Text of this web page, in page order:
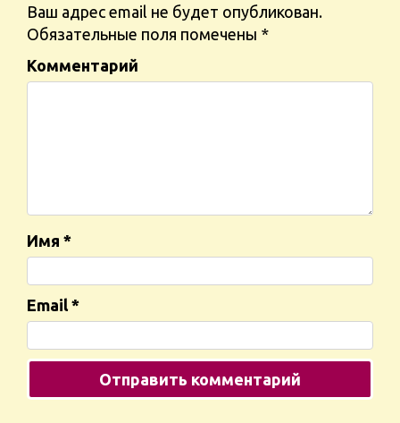
Ваш адрес email не будет опубликован.
Обязательные поля помечены *
Комментарий
Имя *
Email *